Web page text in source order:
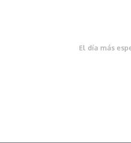
El día más